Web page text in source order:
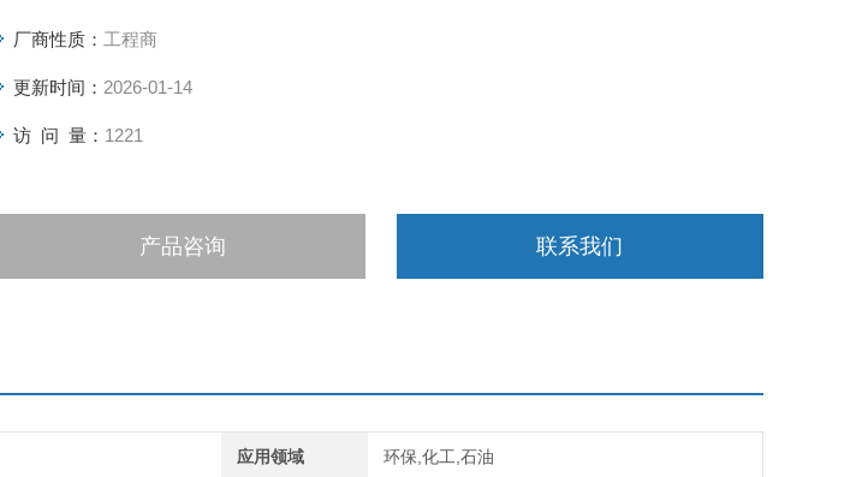
厂商性质： 工程商
更新时间： 2026-01-14
访 问 量： 1221
产品咨询 联系我们
应用领域 环保,化工,石油